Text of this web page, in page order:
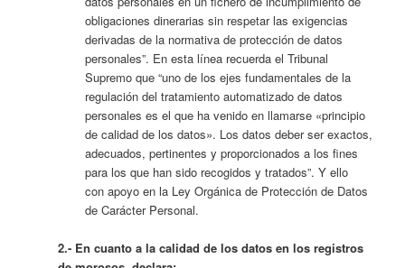
obligaciones dinerarias sin respetar las exigencias
derivadas de la normativa de protección de datos
personales”. En esta línea recuerda el Tribunal
Supremo que “uno de los ejes fundamentales de la
regulación del tratamiento automatizado de datos
personales es el que ha venido en llamarse «principio
de calidad de los datos». Los datos deber ser exactos,
adecuados, pertinentes y proporcionados a los fines
para los que han sido recogidos y tratados”. Y ello
con apoyo en la Ley Orgánica de Protección de Datos
de Carácter Personal.
2.- En cuanto a la calidad de los datos en los registros